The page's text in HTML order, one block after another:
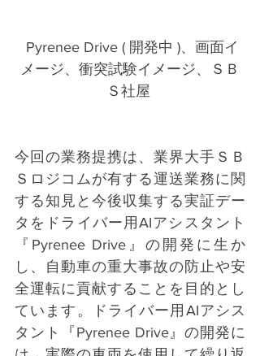
メージ、衝突試験イメージ、ＳＢ
Ｓ社屋
今回の業務提携は、業界大手ＳＢ
Ｓロジコムが有する運送業務に関
する知見と今後収集する実証デー
タをドライバー用AIアシスタント
『Pyrenee Drive』の開発に生か
し、自動車の重大事故の防止や安
全運転に貢献することを目的とし
ています。ドライバー用AIアシス
タント『Pyrenee Drive』の開発に